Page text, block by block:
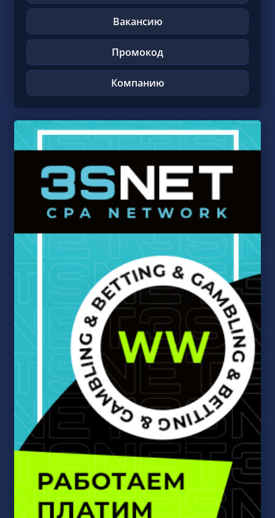
Вакансию
Промокод
Компанию